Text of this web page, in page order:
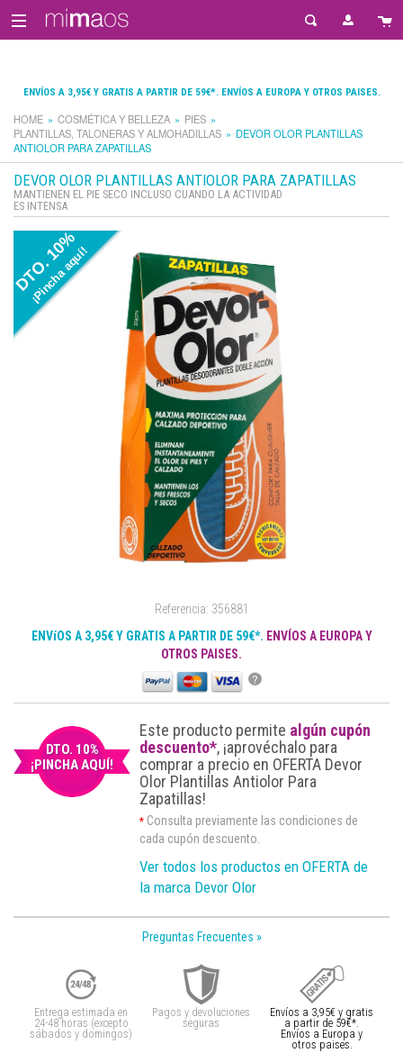
ENVÍOS A 3,95€ Y GRATIS A PARTIR DE 59€*. ENVÍOS A EUROPA Y OTROS PAISES.
HOME COSMÉTICA Y BELLEZA
PIES
PLANTILLAS, TALONERAS Y ALMOHADILLAS
DEVOR OLOR PLANTILLAS
ANTIOLOR PARA ZAPATILLAS
DEVOR OLOR PLANTILLAS ANTIOLOR PARA ZAPATILLAS
MANTIENEN EL PIE SECO INCLUSO CUANDO LA ACTIVIDAD
ES INTENSA
DTO. 10%
¡Pincha aquí!
Referencia: 356881
ENVíOS A 3,95€ Y GRATIS A PARTIR DE 59€*. ENVÍOS A EUROPA Y
OTROS PAISES.
?
DTO. 10%
¡PINCHA AQUÍ!
Este producto permite algún cupón
descuento*, ¡aprovéchalo para
comprar a precio en OFERTA Devor
Olor Plantillas Antiolor Para
Zapatillas!
* Consulta previamente las condiciones de
cada cupón descuento.
Ver todos los productos en OFERTA de
la marca Devor Olor
Preguntas Frecuentes »
Entrega estimada en
24-48 horas (excepto
sábados y domingos)
Pagos y devoluciones
seguras
Envíos a 3,95€ y gratis
a partir de 59€*.
Envíos a Europa y
otros paises.